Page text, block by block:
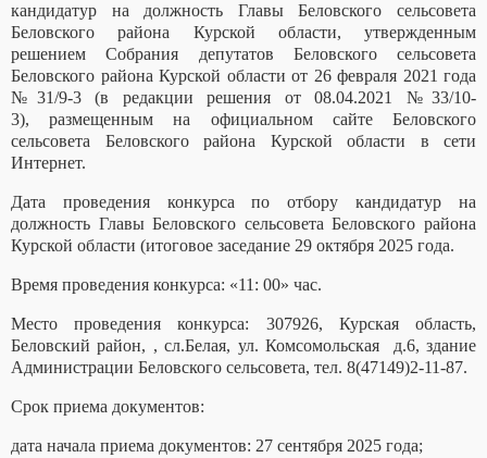
кандидатур на должность Главы Беловского сельсовета
Беловского района Курской области, утвержденным
решением Собрания депутатов Беловского сельсовета
Беловского района Курской области от 26 февраля 2021 года
№ 31/9-3 (в редакции решения от 08.04.2021 №33/10-
3),
размещенным на официальном сайте Беловского
сельсовета Беловского района Курской области в сети
Интернет.
Дата проведения конкурса по отбору кандидатур на
должность Главы Беловского сельсовета Беловского района
Курской области (итоговое заседание 29 октября 2025 года.
Время проведения конкурса: «11: 00» час.
Место проведения конкурса: 307926, Курская область,
Беловский район, , сл.Белая, ул. Комсомольская д.6, здание
Администрации Беловского сельсовета, тел. 8(47149)2-11-87.
Срок приема документов:
дата начала приема документов: 27 сентября 2025 года;